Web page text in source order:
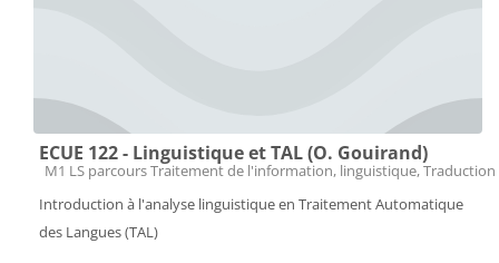
ECUE 122 - Linguistique et TAL (O. Gouirand)
Catégorie de cours
M1 LS parcours Traitement de l'information, linguistique, Traduction
Introduction à l'analyse linguistique en Traitement Automatique
des Langues (TAL)